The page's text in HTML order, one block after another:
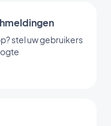
stel uw gebruikers